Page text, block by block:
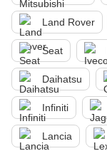
Land Rover
Seat
Daihatsu
Infiniti
Lancia